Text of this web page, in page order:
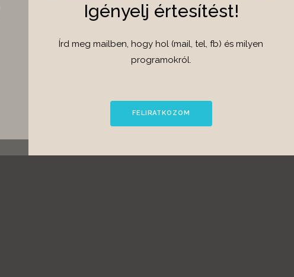
Igényelj értesítést!
Írd meg mailben, hogy hol (mail, tel, fb) és milyen
programokról.
FELIRATKOZOM